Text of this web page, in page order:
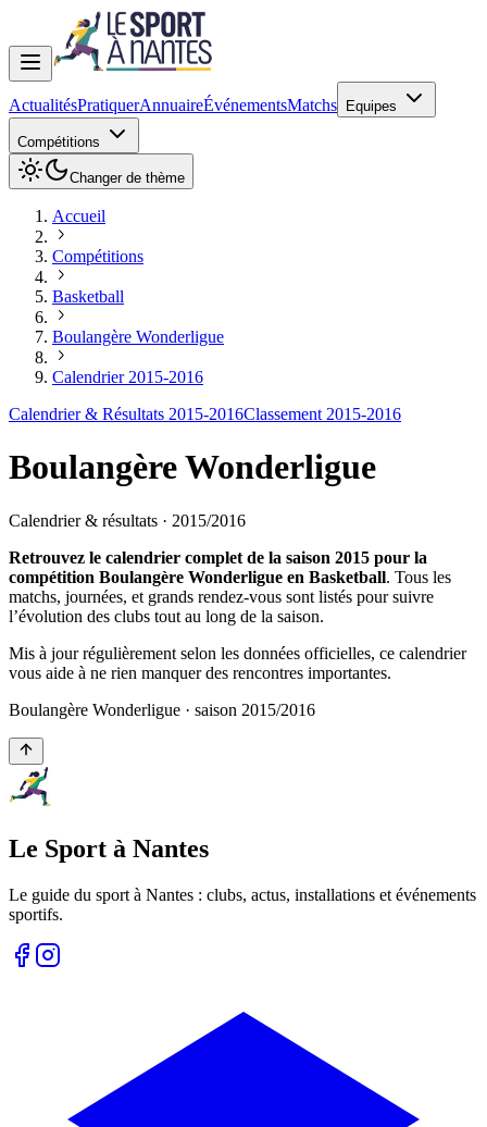
ActualitésPratiquerAnnuaireÉvénementsMatchs Equipes
Compétitions
Changer de thème
Accueil
Compétitions
Basketball
Boulangère Wonderligue
Calendrier 2015-2016
Calendrier & Résultats 2015-2016Classement 2015-2016
Boulangère Wonderligue
Calendrier & résultats · 2015/2016
Retrouvez le calendrier complet de la saison 2015 pour la
compétition Boulangère Wonderligue en Basketball. Tous les
matchs, journées, et grands rendez-vous sont listés pour suivre
l’évolution des clubs tout au long de la saison.
Mis à jour régulièrement selon les données officielles, ce calendrier
vous aide à ne rien manquer des rencontres importantes.
Boulangère Wonderligue · saison 2015/2016
Le Sport à Nantes
Le guide du sport à Nantes : clubs, actus, installations et événements
sportifs.